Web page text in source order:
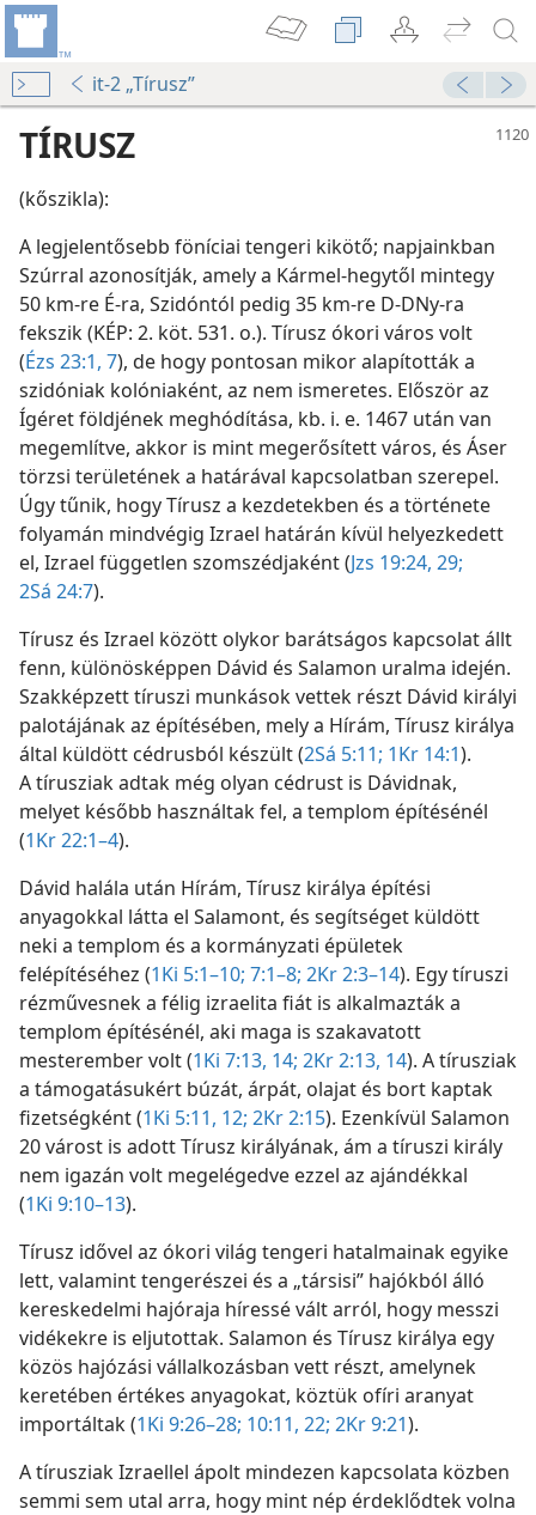
it-2 „Tírusz”
I. kötet
Jehova Szavába vetett bizalmunkat
(2017)
TÍRUSZ
(kőszikla):
A legjelentősebb föníciai tengeri kikötő; napjainkban
Szúrral azonosítják, amely a Kármel-hegytől mintegy
50 km-re É-ra, Szidóntól pedig 35 km-re D-DNy-ra
fekszik (KÉP: 2. köt. 531. o.). Tírusz ókori város volt
(Ézs 23:1, 7), de hogy pontosan mikor alapították a
szidóniak kolóniaként, az nem ismeretes. Először az
Ígéret földjének meghódítása, kb. i. e. 1467 után van
megemlítve, akkor is mint megerősített város, és Áser
törzsi területének a határával kapcsolatban szerepel.
Úgy tűnik, hogy Tírusz a kezdetekben és a története
folyamán mindvégig Izrael határán kívül helyezkedett
el, Izrael független szomszédjaként (Jzs 19:24, 29;
2Sá 24:7).
Tírusz és Izrael között olykor barátságos kapcsolat állt
fenn, különösképpen Dávid és Salamon uralma idején.
Szakképzett tíruszi munkások vettek részt Dávid királyi
palotájának az építésében, mely a Hírám, Tírusz királya
által küldött cédrusból készült (2Sá 5:11; 1Kr 14:1).
A tírusziak adtak még olyan cédrust is Dávidnak,
melyet később használtak fel, a templom építésénél
(1Kr 22:1–4).
Dávid halála után Hírám, Tírusz királya építési
anyagokkal látta el Salamont, és segítséget küldött
neki a templom és a kormányzati épületek
felépítéséhez (1Ki 5:1–10; 7:1–8; 2Kr 2:3–14). Egy tíruszi
rézművesnek a félig izraelita fiát is alkalmazták a
templom építésénél, aki maga is szakavatott
mesterember volt (1Ki 7:13, 14; 2Kr 2:13, 14). A tírusziak
a támogatásukért búzát, árpát, olajat és bort kaptak
fizetségként (1Ki 5:11, 12; 2Kr 2:15). Ezenkívül Salamon
20 várost is adott Tírusz királyának, ám a tíruszi király
nem igazán volt megelégedve ezzel az ajándékkal
(1Ki 9:10–13).
Tírusz idővel az ókori világ tengeri hatalmainak egyike
lett, valamint tengerészei és a „társisi” hajókból álló
kereskedelmi hajóraja híressé vált arról, hogy messzi
vidékekre is eljutottak. Salamon és Tírusz királya egy
közös hajózási vállalkozásban vett részt, amelynek
keretében értékes anyagokat, köztük ofíri aranyat
importáltak (1Ki 9:26–28; 10:11, 22; 2Kr 9:21).
A tírusziak Izraellel ápolt mindezen kapcsolata közben
semmi sem utal arra, hogy mint nép érdeklődtek volna